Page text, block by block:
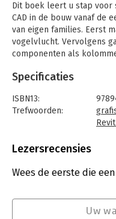
Dit boek leert u stap voor
CAD in de bouw vanaf de
van eigen families. Eerst
vogelvlucht. Vervolgens
componenten als
Daarna komt BIM aan
basis ILS en het NL-SfB-
over installatietechniek
lessen zijn geschreven
De van oorsprong
regels uit het bouwbesluit
opdoet volgens de
het boek zich uitstekend
Specificaties
ISBN13:
Trefwoorden:
Bindwijze:
Uitgever:
Lezersrecensies
Wees de eerste die
Uw